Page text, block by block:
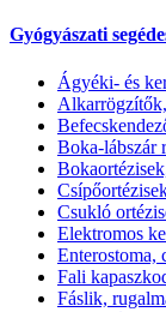
Gyógyászati
Ágyéki- és
Boka-lábszár
Csukló
Elektromos
Enterostoma,
Fali
Fáslik,